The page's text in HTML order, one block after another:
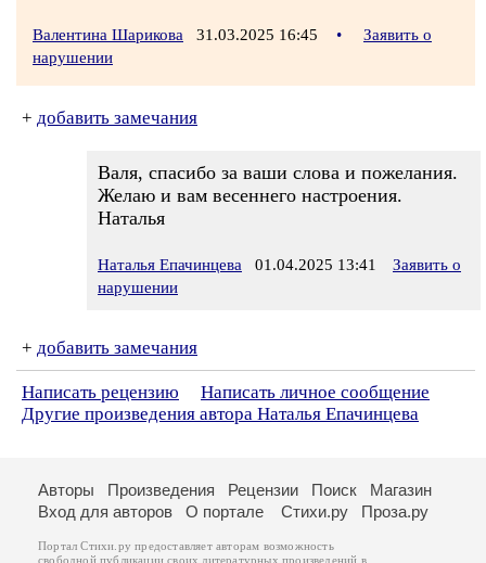
Валентина Шарикова 31.03.2025 16:45 •
Заявить о
нарушении
+ добавить замечания
Валя, спасибо за ваши слова и пожелания.
Желаю и вам весеннего настроения.
Наталья
Наталья Епачинцева 01.04.2025 13:41
Заявить о
нарушении
+ добавить замечания
Написать рецензию
Написать личное сообщение
Другие произведения автора Наталья Епачинцева
Авторы Произведения Рецензии Поиск
Магазин
Вход для авторов
О портале Стихи.ру Проза.ру
Портал Стихи.ру предоставляет авторам возможность
свободной публикации своих литературных произведений в